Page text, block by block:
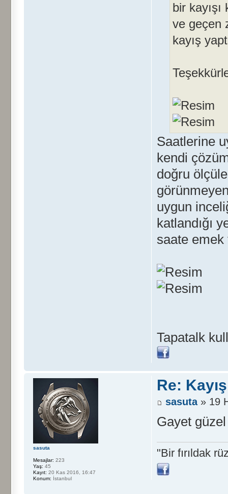
bir
ve geçen
kayış
Saatlerine
kendi
doğru
uygun
katlandığı
saate emek
Tapatalk
Re:
sasuta» 19
Gayet
"Bir fırıldak
sasuta
Mesajlar: 223
Yaş: 45
Kayıt: 20 Kas 2016, 16:47
Konum: İstanbul